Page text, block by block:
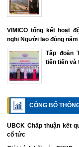
VIMICO tổng kết hoạt
nghị Người lao động năm
Tập đoàn
tiên tiến và
CÔNG BỐ
UBCK Chấp thuận kết
cổ tức